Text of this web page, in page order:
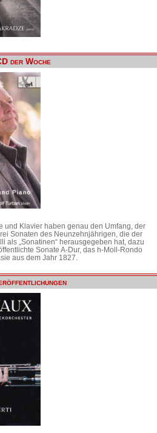
der Woche
und Klavier haben genau den Umfang, der
Sonaten des Neunzehnjährigen, die der
als „Sonatinen“ herausgegeben hat, dazu
Sonate A-Dur, das h-Moll-Rondo
aus dem Jahr 1827.